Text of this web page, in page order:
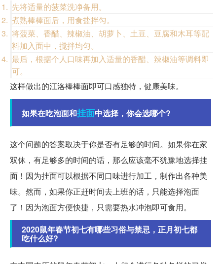
先将适量的菠菜洗净备用。
煮熟棒棒面后，用食盐拌匀。
将菠菜、香醋、辣椒油、胡萝卜、土豆、豆腐和木耳等配
料加入面中，搅拌均匀。
最后，根据个人口味再加入适量的香醋、辣椒油等调料即
可。
这样做出的江洛棒棒面即可口感独特，健康美味。
如果在吃泡面和挂面中选择，你会选哪个?
这个问题的答案取决于你是否有足够的时间。如果你在家
双休，有足够多的时间的话，那么应该毫不犹豫地选择挂
面！因为挂面可以根据不同口味进行加工，制作出各种美
味。然而，如果你正赶时间去上班的话，只能选择泡面
了！因为泡面方便快捷，只需要热水冲泡即可食用。
2020鼠年春节初七有哪些习俗与禁忌，正月初七都
吃什么好?